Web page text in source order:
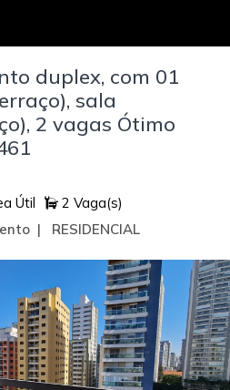
duplex, com 01
sala
2 vagas Ótimo
Útil
2 Vaga(s)
| RESIDENCIAL